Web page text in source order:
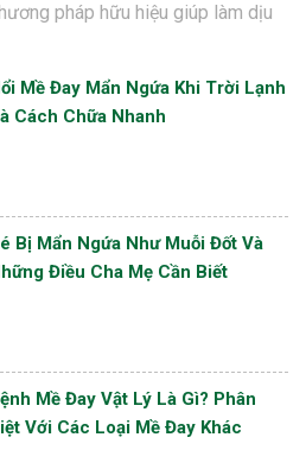
pháp hữu hiệu giúp làm dịu
Mề Đay Mẩn Ngứa Khi Trời Lạnh
Cách Chữa Nhanh
Bị Mẩn Ngứa Như Muỗi Đốt Và
Điều Cha Mẹ Cần Biết
Mề Đay Vật Lý Là Gì? Phân
Với Các Loại Mề Đay Khác